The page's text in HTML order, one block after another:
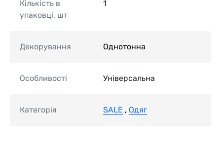
Кількість в
упаковці, шт
1
Декорування Однотонна
Особливості Універсальна
Категорія SALE , Одяг